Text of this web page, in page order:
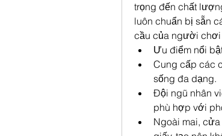
trọng đến chất
luôn chuẩn bị sẵn
cầu của người chơi
Ưu điểm nổi
Cung cấp các
sống đa dạng.
Đội ngũ nhân
phù hợp với
Ngoài mai,